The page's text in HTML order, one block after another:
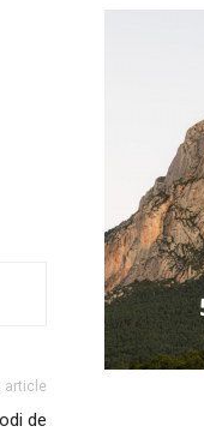
article
de